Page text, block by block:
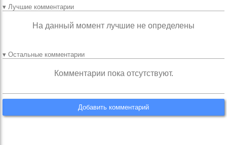
▾ Лучшие комментарии
На данный момент лучшие не определены
▾ Остальные комментарии
Комментарии пока отсутствуют.
Добавить комментарий